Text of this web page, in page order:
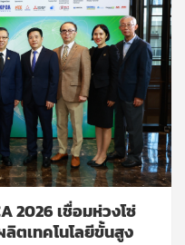
2026 เชื่อมห่วงโซ่
ตเทคโนโลยีขั้นสูง